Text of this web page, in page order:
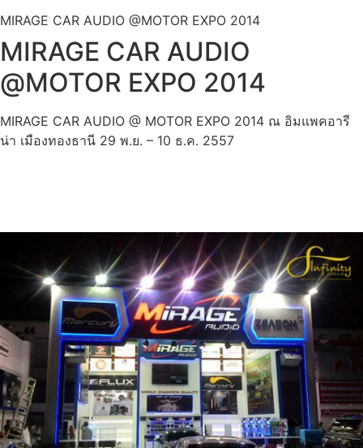
MIRAGE CAR AUDIO @MOTOR EXPO 2014
MIRAGE CAR AUDIO
@MOTOR EXPO 2014
MIRAGE CAR AUDIO @ MOTOR EXPO 2014 ณ อิมแพคอารี
น่า เมืองทองธานี 29 พ.ย. – 10 ธ.ค. 2557